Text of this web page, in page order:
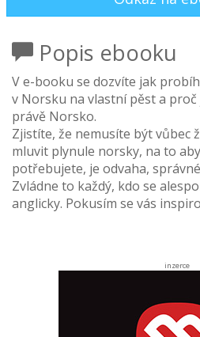
Popis ebooku
V e-booku se dozvíte jak
v Norsku na vlastní pěst a
právě Norsko.
Zjistíte, že nemusíte být vůbec
mluvit plynule norsky, na to
potřebujete, je odvaha,
Zvládne to každý, kdo se
anglicky. Pokusím se vás
inzerce